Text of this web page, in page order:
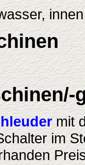
mit
im